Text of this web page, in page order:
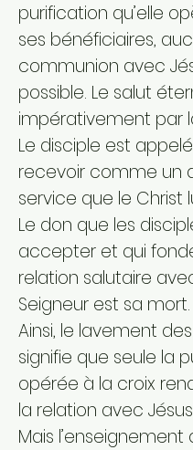
purification qu’elle
ses bénéficiaires,
communion avec
possible. Le salut
impérativement par
Le disciple est
recevoir comme un
service que le Christ
Le don que les
accepter et qui
relation salutaire
Seigneur est sa mort.
Ainsi, le lavement
signifie que seule la
opérée à la croix
la relation avec
Mais l’enseignement